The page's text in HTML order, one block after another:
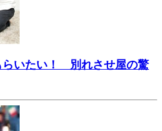
らいたい！ 別れさせ屋の驚